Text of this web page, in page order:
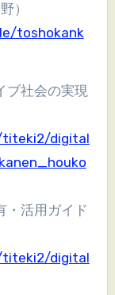
）
toshokank
ブ社会の実現
digital
・活用ガイド
digital